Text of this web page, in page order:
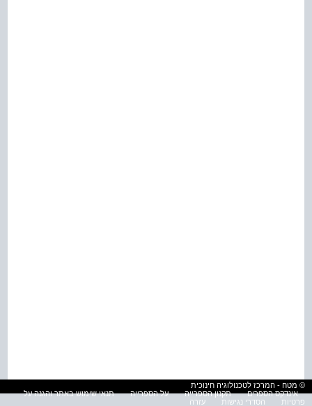
© מטח - המרכז לטכנולוגיה חינוכית
אינדקס הספרים
תקנון הספרייה על הספרייה
תנאי שימוש באתר והגנה על
פרטיות
הסדרי נגישות עזרה